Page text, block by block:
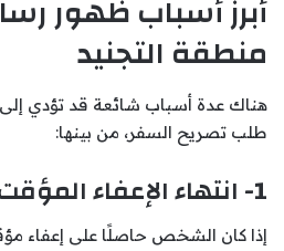
أبرز أسباب ظهور
منطقة التجنيد
هناك عدة أسباب شائعة قد تؤدي إلى
طلب تصريح السفر، من بينها:
1- انتهاء الإعفاء المؤقت
إذا كان الشخص حاصلًا على إعفاء